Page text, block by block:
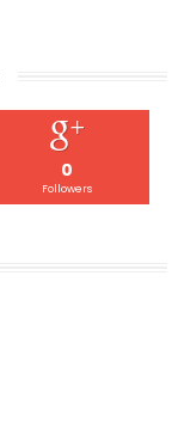
0
Followers